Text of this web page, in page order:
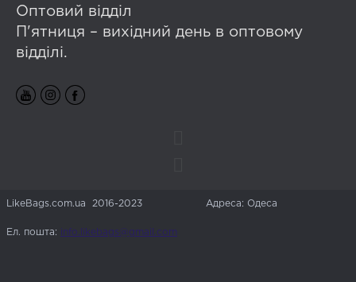
Оптовий відділ
П'ятниця – вихідний день в оптовому
відділі.
LikeBags.com.ua 2016-2023 Адреса: Одеса
Ел. пошта: info.likebags@gmail.com